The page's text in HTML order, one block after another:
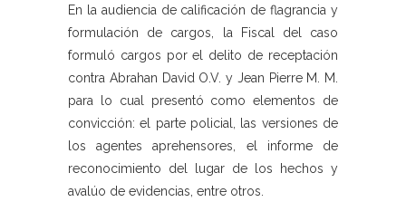
En la audiencia de calificación de flagrancia y
formulación de cargos, la Fiscal del caso
formuló cargos por el delito de receptación
contra Abrahan David O.V. y Jean Pierre M. M.
para lo cual presentó como elementos de
convicción: el parte policial, las versiones de
los agentes aprehensores, el informe de
reconocimiento del lugar de los hechos y
avalúo de evidencias, entre otros.